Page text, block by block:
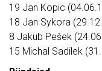
19 Jan Kopic
18 Jan Sykora
8 Jakub Pešek
15 Michal Sadilek